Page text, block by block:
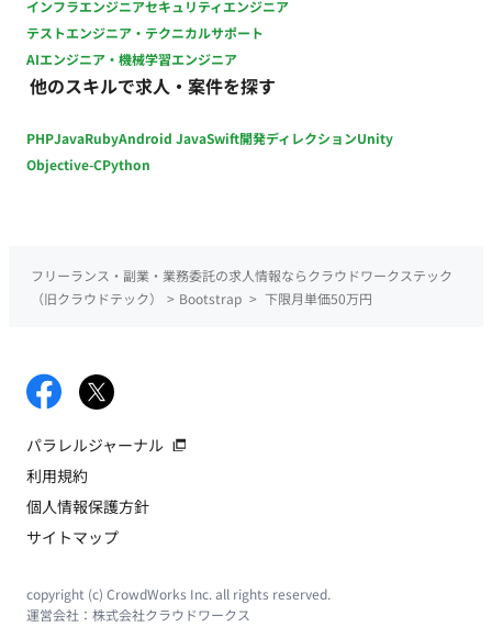
インフラエンジニアセキュリティエンジニア
テストエンジニア・テクニカルサポート
AIエンジニア・機械学習エンジニア
他のスキルで求人・案件を探す
PHPJavaRubyAndroid JavaSwift開発ディレクションUnity
Objective-CPython
フリーランス・副業・業務委託の求人情報ならクラウドワークステック
（旧クラウドテック）
> Bootstrap > 下限月単価50万円
パラレルジャーナル
利用規約
個人情報保護方針
サイトマップ
copyright (c) CrowdWorks Inc. all rights reserved.
運営会社： 株式会社クラウドワークス